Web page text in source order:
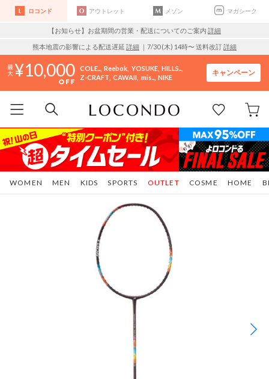
ロコンド アウトレット メゾン マガシーク
【お知らせ】お盆期間の営業・配送についてのご案内 詳細
熊本地震の影響による配送遅延 詳細 ｜7/30 (木) 14時〜 送料改訂詳細
10,000 COLE.. Reebok YOSUKE HILLS..
Z-CRAFT CAWAII mis.. NIKE
キャンペーン
WOMEN MEN KIDS SPORTS COSME HOME
OUTLET